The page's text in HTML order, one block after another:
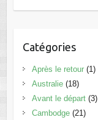
Catégories
Après le retour(1)
Australie(18)
Avant le départ(3)
Cambodge(21)